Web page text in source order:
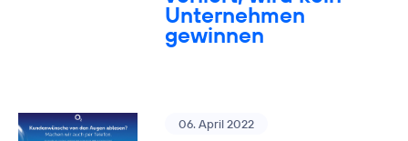
Unternehmen
gewinnen
06. April 2022